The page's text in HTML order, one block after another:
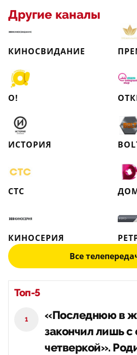
Другие каналы
КИНОСВИДАНИЕ
О!
ИСТОРИЯ
СТС
КИНОСЕРИЯ
Все
Топ-5
1
«Последнюю в
закончил лишь с
четверкой».